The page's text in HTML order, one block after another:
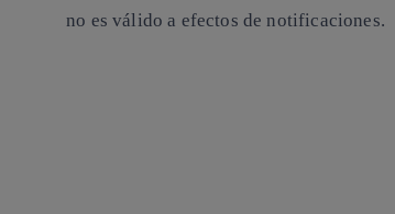
no es válido a efectos de notificaciones.